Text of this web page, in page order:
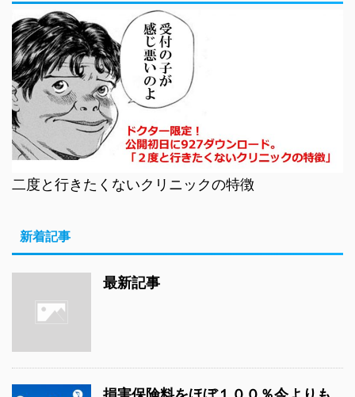
二度と行きたくないクリニックの特徴
新着記事
最新記事